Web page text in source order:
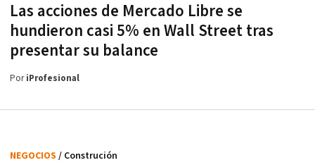
Las acciones de Mercado Libre se
hundieron casi 5% en Wall Street tras
presentar su balance
PoriProfesional
NEGOCIOS / Construción